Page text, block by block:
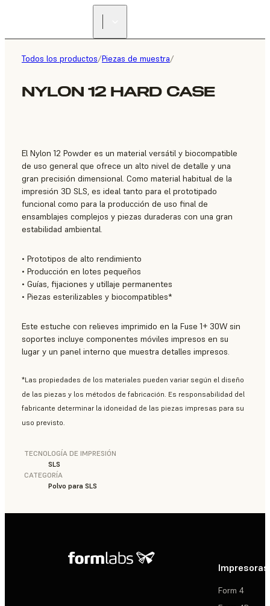
Todos los productos/Piezas de muestra/
NYLON 12 HARD CASE
El Nylon 12 Powder es un material versátil y biocompatible
de uso general que ofrece un alto nivel de detalle y una
gran precisión dimensional. Como material habitual de la
impresión 3D SLS, es ideal tanto para el prototipado
funcional como para la producción de uso final de
ensamblajes complejos y piezas duraderas con una gran
estabilidad ambiental.
• Prototipos de alto rendimiento
• Producción en lotes pequeños
• Guías, fijaciones y utillaje permanentes
• Piezas esterilizables y biocompatibles*
Este estuche con relieves imprimido en la Fuse 1+ 30W sin
soportes incluye componentes móviles impresos en su
lugar y un panel interno que muestra detalles impresos.
*Las propiedades de los materiales pueden variar según el diseño
de las piezas y los métodos de fabricación. Es responsabilidad del
fabricante determinar la idoneidad de las piezas impresas para su
uso previsto.
TECNOLOGÍA DE IMPRESIÓN
SLS
CATEGORÍA
Polvo para SLS
Impresoras
Form 4